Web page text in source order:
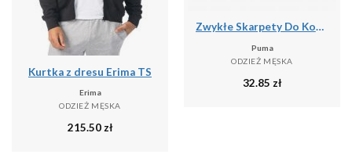
Kurtka z dresu Erima TS
Erima
ODZIEŻ MĘSKA
215.50zł
Zwykłe Skarpety Do Kostki Unisex Dla Dorosłych (zestaw 3 Sztuk)
Puma
ODZIEŻ MĘSKA
32.85 zł